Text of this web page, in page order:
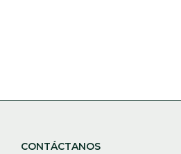
CONTÁCTANOS